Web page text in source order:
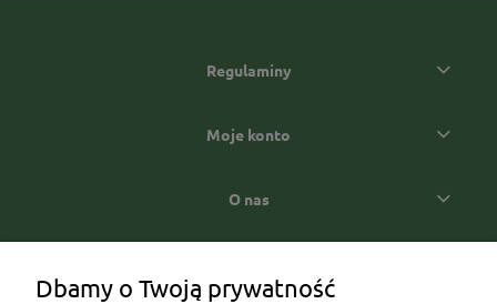
Regulaminy
Moje konto
O nas
Dbamy o Twoją prywatność